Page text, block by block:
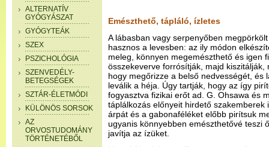
ALTERNATÍV
GYÓGYÁSZAT
GYÓGYTEÁK
SZEX
PSZICHOLÓGIA
SZENVEDÉLY-
BETEGSÉGEK
SZTÁR-ÉLETMÓDI
KÜLÖNÖS SORSOK
AZ
ORVOSTUDOMÁNY
TÖRTÉNETÉBŐL
Emészthető, tápláló, ízletes
A lábasban vagy serpenyőben
hasznos a levesben: az ily módon
meleg, könnyen megemészthető és igen
összekeverve forrósítják, majd
hogy megőrizze a belső nedvességét, és
leválik a héja. Úgy tartják, hogy az így
fogyasztva fizikai erőt ad. G. Ohsawa és
táplálkozás előnyeit hirdető szakemberek
árpát és a gabonaféléket előbb pirítsuk
ugyanis könnyebben emészthetővé teszi
javítja az ízüket.